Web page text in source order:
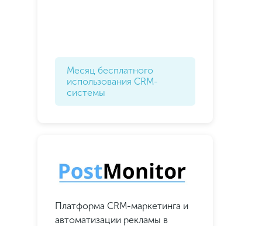
Месяц бесплатного
использования CRM-
системы
Платформа CRM-маркетинга и
автоматизации рекламы в